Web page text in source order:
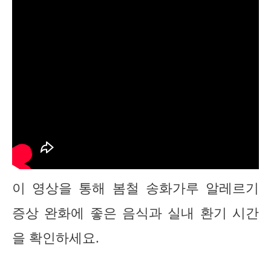
이 영상을 통해 봄철 송화가루 알레르기
증상 완화에 좋은 음식과 실내 환기 시간
을 확인하세요.